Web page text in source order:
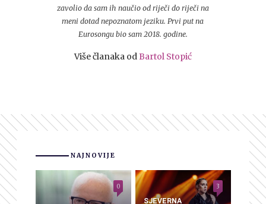
zavolio da sam ih naučio od riječi do riječi na
meni dotad nepoznatom jeziku. Prvi put na
Eurosongu bio sam 2018. godine.
Više članaka odBartol Stopić
NAJNOVIJE
0
SJEVERNA
3